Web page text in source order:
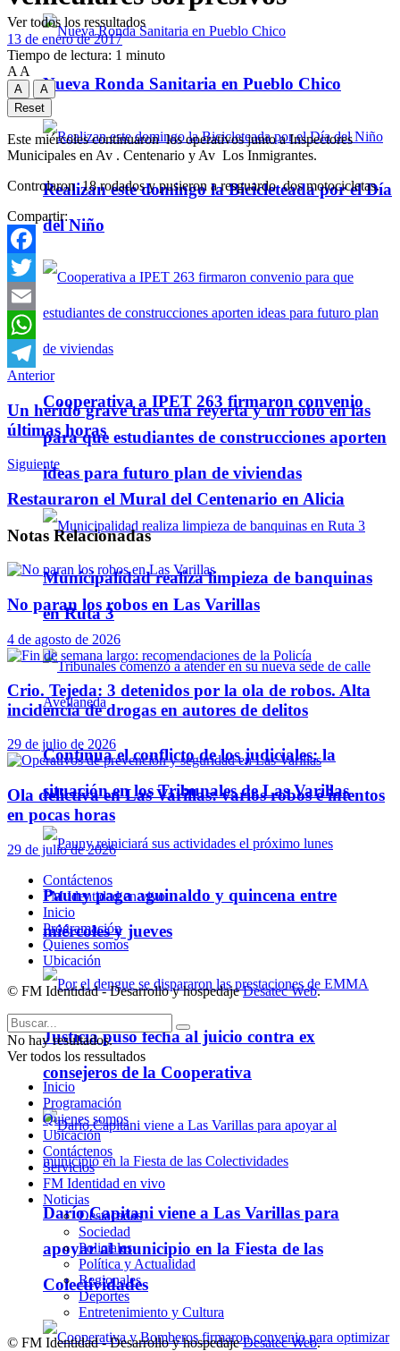
Nueva Ronda Sanitaria en Pueblo Chico
Realizan este domingo la Bicicleteada por el Día
del Niño
Cooperativa a IPET 263 firmaron convenio
para que estudiantes de construcciones aporten
ideas para futuro plan de viviendas
Municipalidad realiza limpieza de banquinas
en Ruta 3
Continúa el conflicto de los judiciales: la
situación en los Tribunales de Las Varillas
Pauny paga aguinaldo y quincena entre
miércoles y jueves
Justicia puso fecha al juicio contra ex
consejeros de la Cooperativa
Darío Capitani viene a Las Varillas para
apoyar al municipio en la Fiesta de las
Colectividades
Ver todos los ressultados
13 de enero de 2017
Tiempo de lectura: 1 minuto
A A
A
A
Reset
Este miércoles continuaron los operativos junto a Inspectores
Municipales en Av . Centenario y Av Los Inmigrantes.
Controlaron 18 rodados y pusieron a resguardo dos motocicletas.
Compartir:
Facebook
Twitter
Email
WhatsApp
Telegram
Anterior
Un herido grave tras una reyerta y un robo en las
últimas horas
Siguiente
Restauraron el Mural del Centenario en Alicia
Notas Relacionadas
No paran los robos en Las Varillas
4 de agosto de 2026
Crio. Tejeda: 3 detenidos por la ola de robos. Alta
incidencia de drogas en autores de delitos
29 de julio de 2026
Ola delictiva en Las Varillas: varios robos e intentos
en pocas horas
29 de julio de 2026
Contáctenos
FM Identidad en vivo
Inicio
Programación
Quienes somos
Ubicación
© FM Identidad - Desarrollo y hospedajeDesatec Web.
No hay resultados.
Ver todos los ressultados
Inicio
Programación
Quienes somos
Ubicación
Contáctenos
Servicios
FM Identidad en vivo
Noticias
Destacadas
Sociedad
Policiales
Política y Actualidad
Regionales
Deportes
Entretenimiento y Cultura
© FM Identidad - Desarrollo y hospedajeDesatec Web.